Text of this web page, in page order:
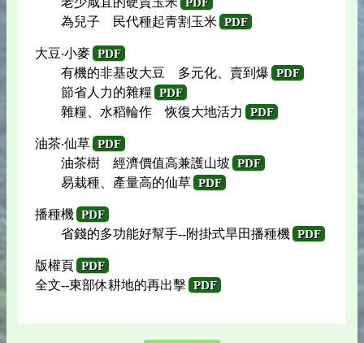
為兒子 民代種起青割玉米 PDF
大豆‧小麥 PDF
有機的非基改大豆 多元化、賣到爆 PDF
節省人力的雜糧 PDF
雜糧、水稻輪作 恢復大地活力 PDF
油茶‧仙草 PDF
油茶樹 經濟價值高兼護山坡 PDF
易栽種、產量高的仙草 PDF
播種機 PDF
省錢的多功能好幫手--附掛式旱田播種機 PDF
版權頁 PDF
全文--東部休耕地的再出擊 PDF